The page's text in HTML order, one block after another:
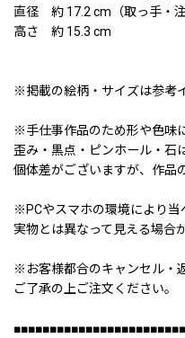
直径 約 17.2 cm（取っ
高さ 約 15.3 cm
※掲載の絵柄・サイズは参考
※手仕事作品のため形や色味
歪み・黒点・ピンホール・石
個体差がございますが、作品
※PCやスマホの環境により
実物とは異なって見える場合
※お客様都合のキャンセル・
ご了承の上ご注文ください。